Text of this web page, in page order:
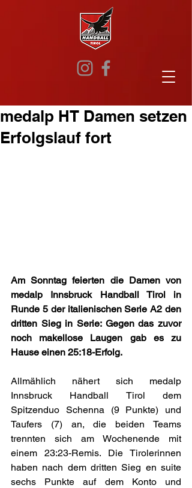
medalp HT Damen setzen
Erfolgslauf fort
Am Sonntag feierten die Damen von
medalp Innsbruck Handball Tirol in
Runde 5 der italienischen Serie A2 den
dritten Sieg in Serie: Gegen das zuvor
noch makellose Laugen gab es zu
Hause einen 25:18-Erfolg.
Allmählich nähert sich medalp
Innsbruck Handball Tirol dem
Spitzenduo Schenna (9 Punkte) und
Taufers (7) an, die beiden Teams
trennten sich am Wochenende mit
einem 23:23-Remis. Die Tirolerinnen
haben nach dem dritten Sieg en suite
sechs Punkte auf dem Konto und